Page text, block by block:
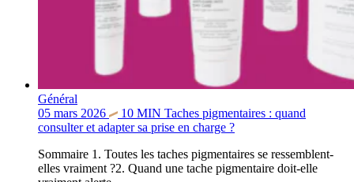
Général
05 mars 2026
10 MIN Taches pigmentaires : quand
consulter et adapter sa prise en charge ?
Sommaire 1. Toutes les taches pigmentaires se ressemblent-
elles vraiment ?2. Quand une tache pigmentaire doit-elle